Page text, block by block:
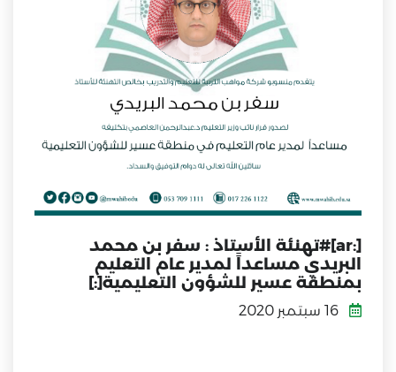
[:ar]#تهنئة الأستاذ : سفر بن محمد
البريدي مساعداً لمدير عام التعليم
بمنطقة عسير للشؤون التعليمية[:]